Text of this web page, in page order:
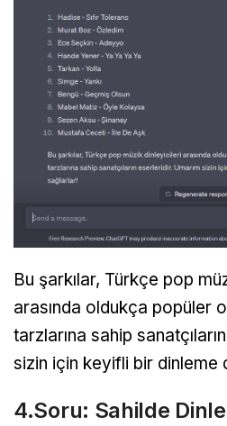
Bu şarkılar, Türkçe pop
arasında oldukça popüler
tarzlarına sahip
sizin için keyifli bir dinleme
4.Soru: Sahilde